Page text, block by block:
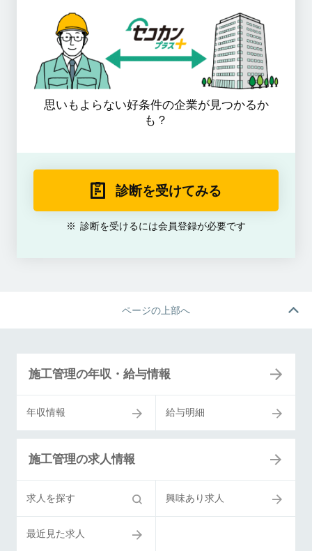
思いもよらない好条件の企業が見つかるか
も？
診断を受けてみる
診断を受けるには会員登録が必要です
ページの上部へ
施工管理の年収・給与情報
年収情報 給与明細
施工管理の求人情報
求人を探す 興味あり求人
最近見た求人